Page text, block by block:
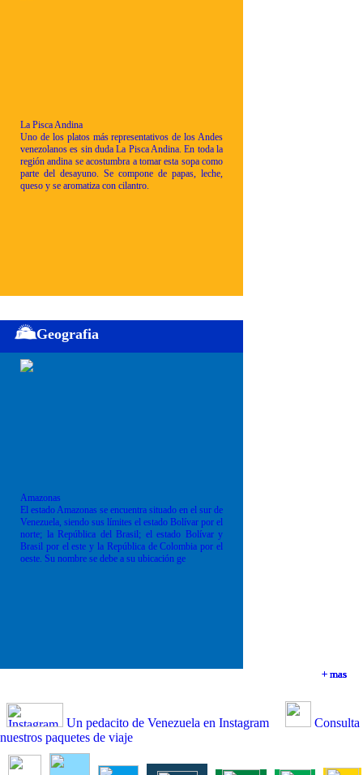
+ mas
+ mas
La Pisca Andina
Uno de los platos más representativos de los Andes
venezolanos es sin duda La Pisca Andina. En toda la
región andina se acostumbra a tomar esta sopa como
parte del desayuno. Se compone de papas, leche,
queso y se aromatiza con cilantro.
+ mas
Geografia
Amazonas
El estado Amazonas se encuentra situado en el sur de
Venezuela, siendo sus límites el estado Bolívar por el
norte; la República del Brasil; el estado Bolívar y
Brasil por el este y la República de Colombia por el
oeste. Su nombre se debe a su ubicación ge
+ mas
Un pedacito de Venezuela en Instagram
Consulta
nuestros paquetes de viaje